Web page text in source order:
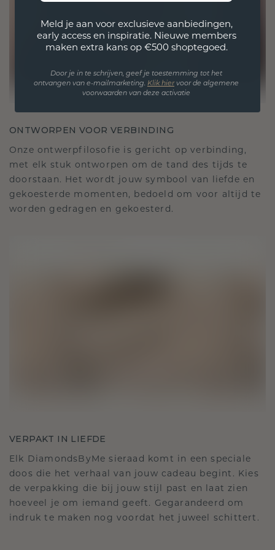
ONTWORPEN VOOR VERBINDING
Onze ontwerpfilosofie is gericht op verbinding,
met elk stuk ontworpen om de tand des tijds te
doorstaan. Het wordt jouw symbool van liefde en
gekoesterde momenten, bedoeld om voor altijd te
worden gedragen en gekoesterd.
VERPAKT IN LIEFDE
Elk DiamondsByMe sieraad komt in een speciale
doos die het verhaal van jouw cadeau begint. Kies
de verpakking die bij jouw stijl past en laat zien
hoeveel je om iemand geeft. Gegarandeerd om
indruk te maken nog voordat het juweel schittert.
Meld je aan voor exclusieve aanbiedingen,
early access en inspiratie. Nieuwe members
maken extra kans op €500 shoptegoed.
Door je in te schrijven, geef je toestemming tot het
ontvangen van e-mailmarketing. Klik hiervoor de algemene
voorwaarden van deze activatie